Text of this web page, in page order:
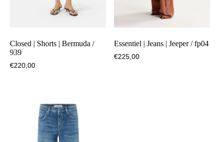
Closed | Shorts | Bermuda /
939
€220,00
Essentiel | Jeans | Jeeper / fp04
€225,00